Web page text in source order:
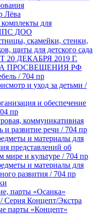
Лёва
для
ДОО
скамейки, стенки,
щиты для детского сада
ДЕКАБРЯ 2019 Г.
ПРОСВЕЩЕНИЯ РФ
/ 704 пр
и уход за детьми /
и обеспечение
пр
коммуникативная
и развитие речи / 704 пр
и материалы для
представлений об
и культуре / 704 пр
и материалы для
развития / 704 пр
парты «Осанка»
Серия Концепт/Экстра
парты «Концепт»